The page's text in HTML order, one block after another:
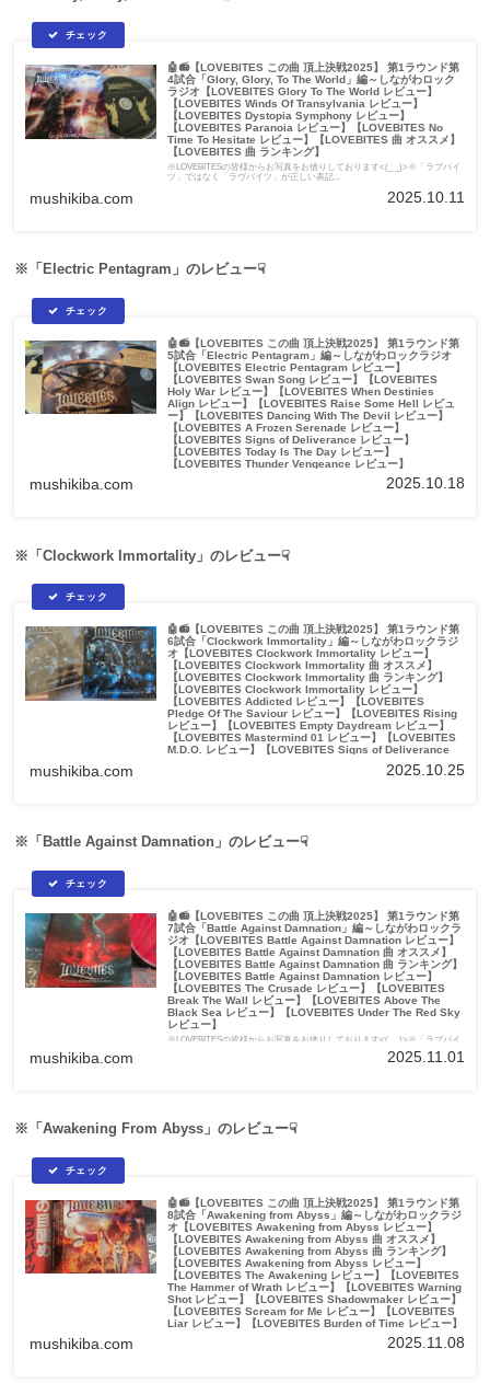
🤖📻【LOVEBITES この曲 頂上決戦2025】 第1ラウンド第
4試合「Glory, Glory, To The World」編～しながわロック
ラジオ【LOVEBITES Glory To The World レビュー】
【LOVEBITES Winds Of Transylvania レビュー】
【LOVEBITES Dystopia Symphony レビュー】
【LOVEBITES Paranoia レビュー】【LOVEBITES No
Time To Hesitate レビュー】【LOVEBITES 曲 オススメ】
【LOVEBITES 曲 ランキング】
※LOVEBITESの皆様からお写真をお借りしております<(_ _)>※「ラブバイ
ツ」ではなく「ラヴバイツ」が正しい表記...
mushikiba.com 2025.10.11
※「Electric Pentagram」のレビュー☟
🤖📻【LOVEBITES この曲 頂上決戦2025】 第1ラウンド第
5試合「Electric Pentagram」編～しながわロックラジオ
【LOVEBITES Electric Pentagram レビュー】
【LOVEBITES Swan Song レビュー】【LOVEBITES
Holy War レビュー】【LOVEBITES When Destinies
Align レビュー】【LOVEBITES Raise Some Hell レビュ
ー】【LOVEBITES Dancing With The Devil レビュー】
【LOVEBITES A Frozen Serenade レビュー】
【LOVEBITES Signs of Deliverance レビュー】
【LOVEBITES Today Is The Day レビュー】
【LOVEBITES Thunder Vengeance レビュー】
【LOVEBITES The Unbroken レビュー】【LOVEBITES
mushikiba.com 2025.10.18
※「Clockwork Immortality」のレビュー☟
🤖📻【LOVEBITES この曲 頂上決戦2025】 第1ラウンド第
6試合「Clockwork Immortality」編～しながわロックラジ
オ【LOVEBITES Clockwork Immortality レビュー】
【LOVEBITES Clockwork Immortality 曲 オススメ】
【LOVEBITES Clockwork Immortality 曲 ランキング】
【LOVEBITES Clockwork Immortality レビュー】
【LOVEBITES Addicted レビュー】【LOVEBITES
Pledge Of The Saviour レビュー】【LOVEBITES Rising
レビュー】【LOVEBITES Empty Daydream レビュー】
【LOVEBITES Mastermind 01 レビュー】【LOVEBITES
M.D.O. レビュー】【LOVEBITES Signs of Deliverance
Journey To The Otherside レビュー】【LOVEBITES The
Final Collision レビュー】【LOVEBITES We The United
mushikiba.com 2025.10.25
※「Battle Against Damnation」のレビュー☟
🤖📻【LOVEBITES この曲 頂上決戦2025】 第1ラウンド第
7試合「Battle Against Damnation」編～しながわロックラ
ジオ【LOVEBITES Battle Against Damnation レビュー】
【LOVEBITES Battle Against Damnation 曲 オススメ】
【LOVEBITES Battle Against Damnation 曲 ランキング】
【LOVEBITES Battle Against Damnation レビュー】
【LOVEBITES The Crusade レビュー】【LOVEBITES
Break The Wall レビュー】【LOVEBITES Above The
Black Sea レビュー】【LOVEBITES Under The Red Sky
レビュー】
※LOVEBITESの皆様からお写真をお借りしております<(_ _)>※「ラブバイ
mushikiba.com 2025.11.01
※「Awakening From Abyss」のレビュー☟
🤖📻【LOVEBITES この曲 頂上決戦2025】 第1ラウンド第
8試合「Awakening from Abyss」編～しながわロックラジ
オ【LOVEBITES Awakening from Abyss レビュー】
【LOVEBITES Awakening from Abyss 曲 オススメ】
【LOVEBITES Awakening from Abyss 曲 ランキング】
【LOVEBITES Awakening from Abyss レビュー】
【LOVEBITES The Awakening レビュー】【LOVEBITES
The Hammer of Wrath レビュー】【LOVEBITES Warning
Shot レビュー】【LOVEBITES Shadowmaker レビュー】
【LOVEBITES Scream for Me レビュー】【LOVEBITES
Liar レビュー】【LOVEBITES Burden of Time レビュー】
【LOVEBITES The Apocalypse レビュー】【LOVEBITES
Inspire レビュー】【LOVEBITES Don't Bite the Dust レビ
mushikiba.com 2025.11.08